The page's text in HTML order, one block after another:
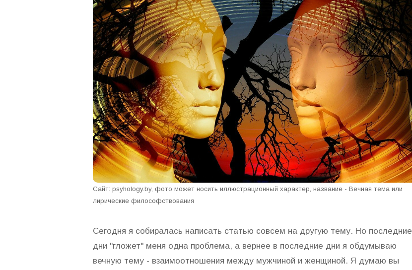
Сайт: psyhology.by, фото может носить иллюстрационный характер, название - Вечная тема или
лирические философствования
Сегодня я собиралась написать статью совсем на другую тему. Но последние
дни "гложет" меня одна проблема, а вернее в последние дни я обдумываю
вечную тему - взаимоотношения между мужчиной и женщиной. Я думаю вы